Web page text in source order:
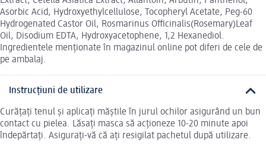
Asorbic Acid, Hydroxyethylcellulose, Tocopheryl Acetate, Peg-60
Hydrogenated Castor Oil, Rosmarinus Officinalis(Rosemary)Leaf
Oil, Disodium EDTA, Hydroxyacetophene, 1,2 Hexanediol.
Ingredientele menționate în magazinul online pot diferi de cele de
pe ambalaj.
Instrucțiuni de utilizare
Curățați tenul și aplicați măștile în jurul ochilor asigurând un bun
contact cu pielea. Lăsați masca să acționeze 10-20 minute apoi
îndepărtați. Asigurați-vă că ați resigilat pachetul după utilizare.